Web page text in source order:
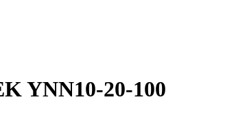
YNN10-20-100